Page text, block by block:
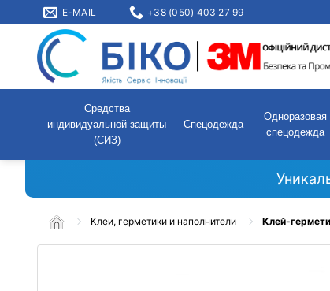
E-MAIL +38 (050) 403 27 99
Средства
индивидуальной защиты
(СИЗ)
Спецодежда
Одноразовая
спецодежда
Клеи, герметики и наполнители Клей-